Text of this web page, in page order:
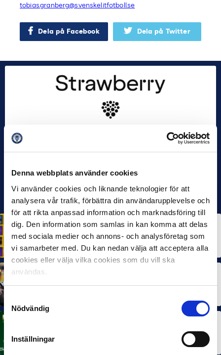
Denna webbplats använder cookies
Vi använder cookies och liknande teknologier för att
analysera vår trafik, förbättra din användarupplevelse och
för att rikta anpassad information och marknadsföring till
dig. Den information som samlas in kan komma att delas
med sociala medier och annons- och analysföretag som
vi samarbeter med. Du kan nedan välja att acceptera alla
cookies eller välja vilka cookies som du vill ska
användas.
Samtyckesval
Nödvändig
Inställningar
tobias.granberg@svenskelitfotboll.se
Dela på Facebook Dela på Twitter
HÅLLBARHET
Svensk Elitfotboll lanserar Fotbollseffekten – en
rapport om Sveriges starkaste folkrörelse och
samhällskraft
22 JUN 2026
Dubbla Landskrona-priser när juni summeras